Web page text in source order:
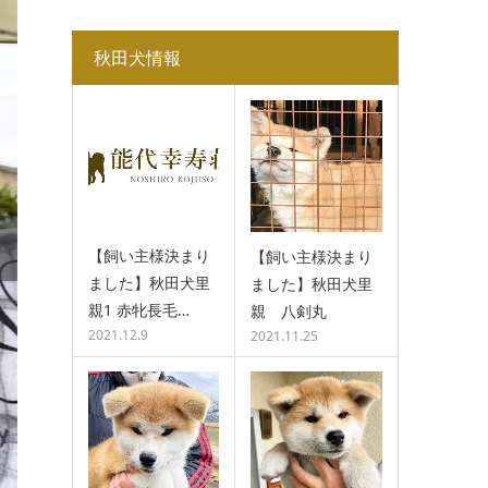
秋田犬情報
【飼い主様決まり
ました】秋田犬里
親1 赤牝長毛…
2021.12.9
【飼い主様決まり
ました】秋田犬里
親 八剣丸
2021.11.25